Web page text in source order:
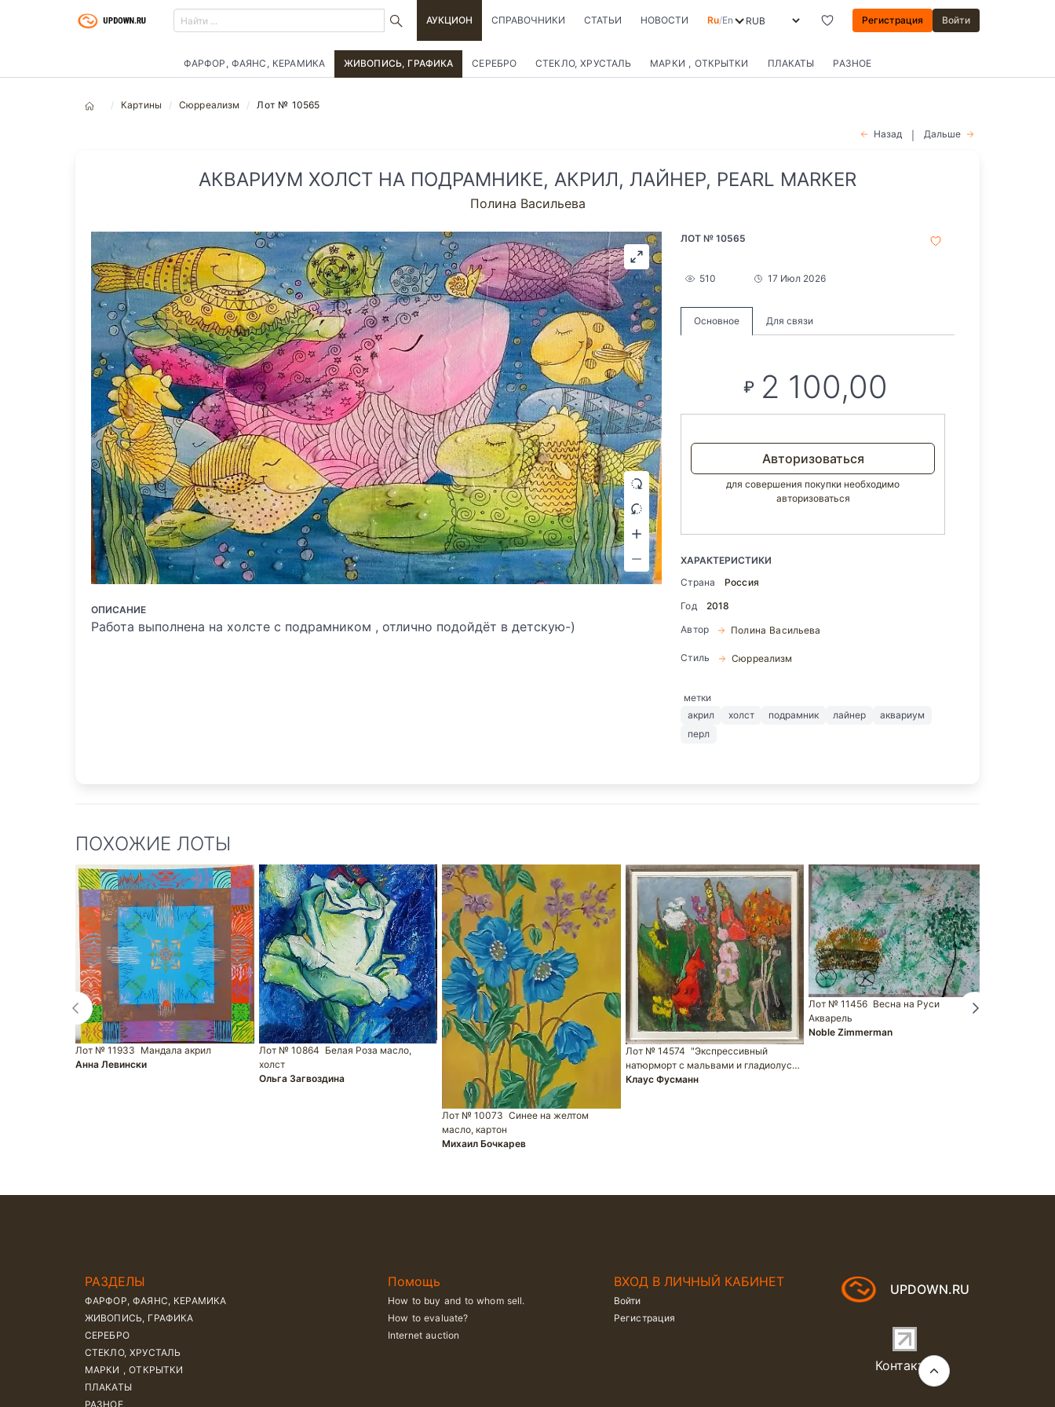
АУКЦИОН СПРАВОЧНИКИ СТАТЬИ НОВОСТИ Ru/En Регистрация Войти
ФАРФОР, ФАЯНС, КЕРАМИКА ЖИВОПИСЬ, ГРАФИКА СЕРЕБРО СТЕКЛО, ХРУСТАЛЬ МАРКИ , ОТКРЫТКИ ПЛАКАТЫ РАЗНОЕ
Картины Сюрреализм Лот № 10565
Назад Дальше
АКВАРИУМ ХОЛСТ НА ПОДРАМНИКЕ, АКРИЛ, ЛАЙНЕР, PEARL MARKER
Полина Васильева
ОПИСАНИЕ
Работа выполнена на холсте с подрамником , отлично подойдёт в детскую-)
ЛОТ № 10565
510 17 Июл 2026
Основное Для связи
₽ 2 100,00
Авторизоваться
для совершения покупки необходимо
авторизоваться
ХАРАКТЕРИСТИКИ
Страна
Россия
Год
2018
Автор
Полина Васильева
Стиль Сюрреализм
метки
акрил
холст подрамник лайнер
аквариум
перл
ПОХОЖИЕ ЛОТЫ
Лот № 11933 Мандала акрил
Анна Левински
Лот № 10864 Белая Роза масло,
холст
Ольга Загвоздина
Лот № 10073 Синее на желтом
масло, картон
Михаил Бочкарев
Лот № 14574 "Экспрессивный
натюрморт с мальвами и гладиолус…
Клаус Фусманн
Лот № 11456 Весна на Руси
Акварель
Noble Zimmerman
РАЗДЕЛЫ
ФАРФОР, ФАЯНС, КЕРАМИКА
ЖИВОПИСЬ, ГРАФИКА
СЕРЕБРО
СТЕКЛО, ХРУСТАЛЬ
МАРКИ , ОТКРЫТКИ
ПЛАКАТЫ
РАЗНОЕ
Помощь
How to buy and to whom sell.
How to evaluate?
Internet auction
ВХОД В ЛИЧНЫЙ КАБИНЕТ
Войти
Регистрация
UPDOWN.RU
Контакты